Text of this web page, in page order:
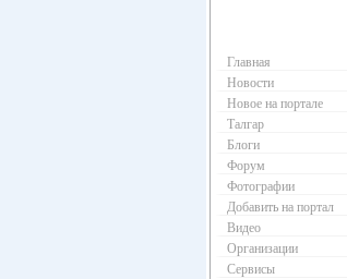
Главная
Новости
Новое на портале
Талгар
Блоги
Форум
Фотографии
Добавить на портал
Видео
Организации
Сервисы